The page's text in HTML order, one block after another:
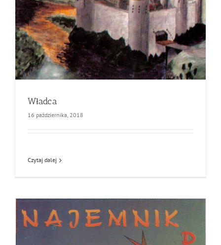
Władca
16 października, 2018
Czytaj dalej